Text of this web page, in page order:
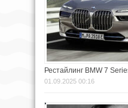
Рестайлинг BMW 7
01.09.2025 00:16